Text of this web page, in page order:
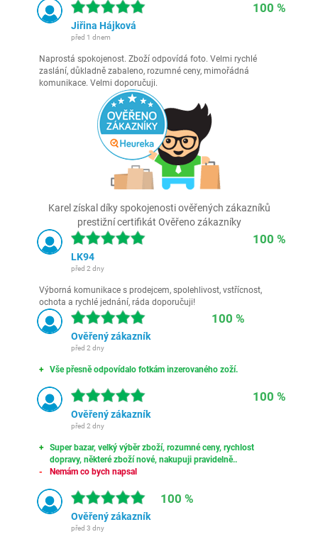
100 %
Jiřina Hájková
před 1 dnem
Naprostá spokojenost. Zboží odpovídá foto. Velmi rychlé
zaslání, důkladně zabaleno, rozumné ceny, mimořádná
komunikace. Velmi doporučuji.
Karel získal díky spokojenosti ověřených zákazníků
prestižní certifikát Ověřeno zákazníky
100 %
LK94
před 2 dny
Výborná komunikace s prodejcem, spolehlivost, vstřícnost,
ochota a rychlé jednání, ráda doporučuji!
100 %
Ověřený zákazník
před 2 dny
Vše přesně odpovídalo fotkám inzerovaného zoží.
100 %
Ověřený zákazník
před 2 dny
Super bazar, velký výběr zboží, rozumné ceny, rychlost
dopravy, některé zboží nové, nakupuji pravidelně..
Nemám co bych napsal
100 %
Ověřený zákazník
před 3 dny